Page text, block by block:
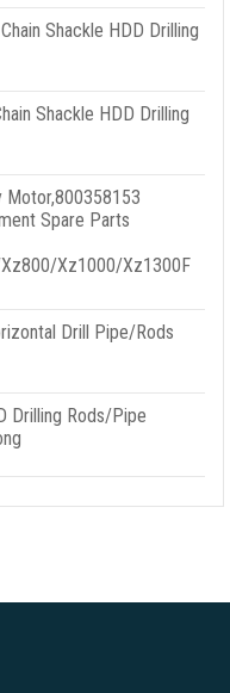
Shackle HDD Drilling
Shackle HDD Drilling
Motor,800358153
Spare Parts
Xz1000/Xz1300F
Drill Pipe/Rods
Drilling Rods/Pipe